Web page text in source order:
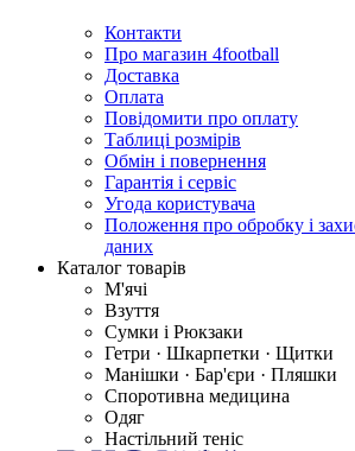
Контакти
Про магазин 4football
Доставка
Оплата
Повідомити про оплату
Таблиці розмірів
Обмін і повернення
Гарантія і сервіс
Угода користувача
Положення про обробку і
даних
Каталог товарів
М'ячі
Взуття
Сумки і Рюкзаки
Гетри · Шкарпетки · Щитки
Манішки · Бар'єри · Пляшки
Споротивна медицина
Одяг
Настільний теніс